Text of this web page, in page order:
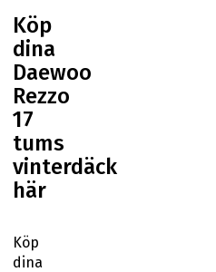
Köp
dina
Daewoo
Rezzo
17
tums
vinterdäck
här
Köp
dina